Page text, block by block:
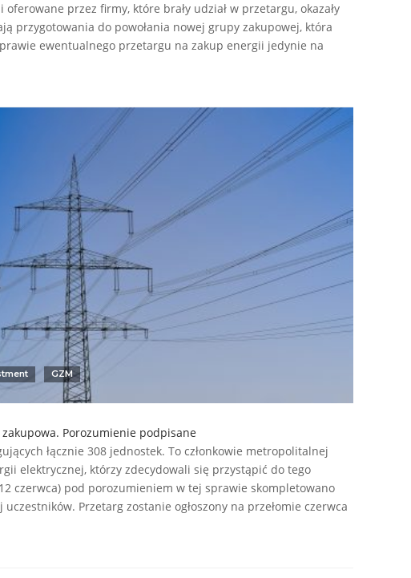
oferowane przez firmy, które brały udział w przetargu, okazały
przygotowania do powołania nowej grupy zakupowej, która
ewentualnego przetargu na zakup energii jedynie na
GZM
Porozumienie podpisane
łącznie 308 jednostek. To członkowie metropolitalnej
elektrycznej, którzy zdecydowali się przystąpić do tego
czerwca) pod porozumieniem w tej sprawie skompletowano
Przetarg zostanie ogłoszony na przełomie czerwca